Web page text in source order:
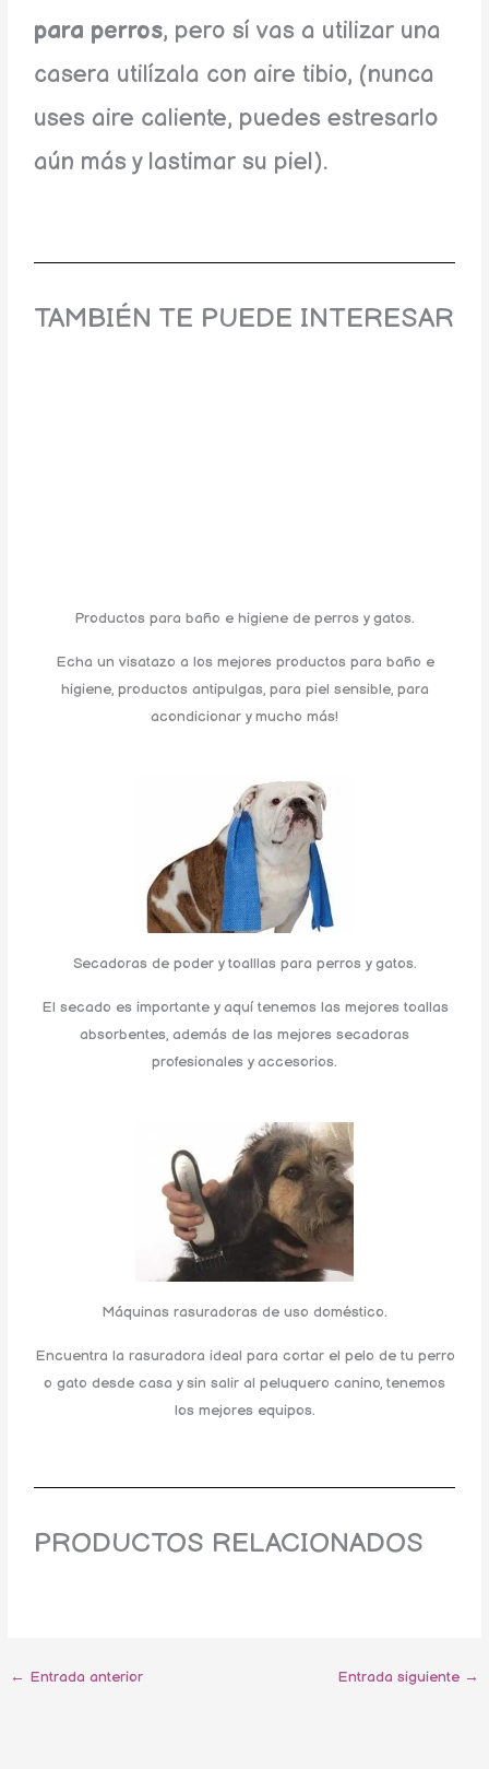
para perros, pero sí vas a utilizar una
casera utilízala con aire tibio, (nunca
uses aire caliente, puedes estresarlo
aún más y lastimar su piel).
TAMBIÉN TE PUEDE INTERESAR
Productos para baño e higiene de perros y gatos.
Echa un visatazo a los mejores productos para baño e
higiene, productos antipulgas, para piel sensible, para
acondicionar y mucho más!
Secadoras de poder y toalllas para perros y gatos.
El secado es importante y aquí tenemos las mejores toallas
absorbentes, además de las mejores secadoras
profesionales y accesorios.
Máquinas rasuradoras de uso doméstico.
Encuentra la rasuradora ideal para cortar el pelo de tu perro
o gato desde casa y sin salir al peluquero canino, tenemos
los mejores equipos.
PRODUCTOS RELACIONADOS
← Entrada anterior Entrada siguiente →